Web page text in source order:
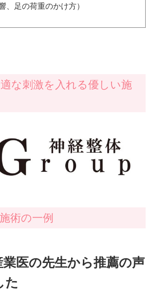
、足の荷重のかけ方）
な刺激を入れる優しい施
術の一例
業医の先生から推薦の声
た